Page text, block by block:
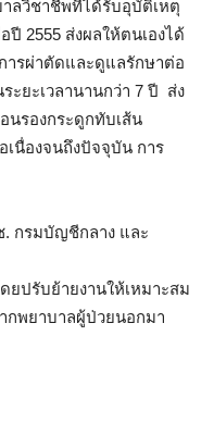
ลวิชาชีพที่ได้รับอุบัติเหตุ
ปี 2555 ส่งผลให้ตนเองได้
ารผ่าตัดและดูแลรักษาต่อ
ะยะเวลานานกว่า 7 ปี ส่ง
นรองกระดูกทับเส้น
นื่องจนถึงปัจจุบัน การ
. กรมบัญชีกลาง และ
ยปรับย้ายงานให้เหมาะสม
กพยาบาลผู้ป่วยนอกมา